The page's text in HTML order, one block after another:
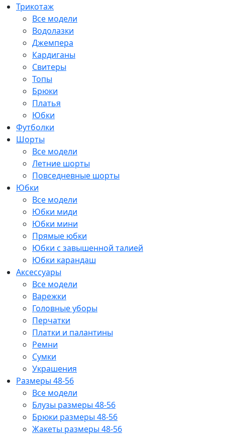
Трикотаж
Все модели
Водолазки
Джемпера
Кардиганы
Свитеры
Топы
Брюки
Платья
Юбки
Футболки
Шорты
Все модели
Летние шорты
Повседневные шорты
Юбки
Все модели
Юбки миди
Юбки мини
Прямые юбки
Юбки с завышенной талией
Юбки карандаш
Аксессуары
Все модели
Варежки
Головные уборы
Перчатки
Платки и палантины
Ремни
Сумки
Украшения
Размеры 48-56
Все модели
Блузы размеры 48-56
Брюки размеры 48-56
Жакеты размеры 48-56